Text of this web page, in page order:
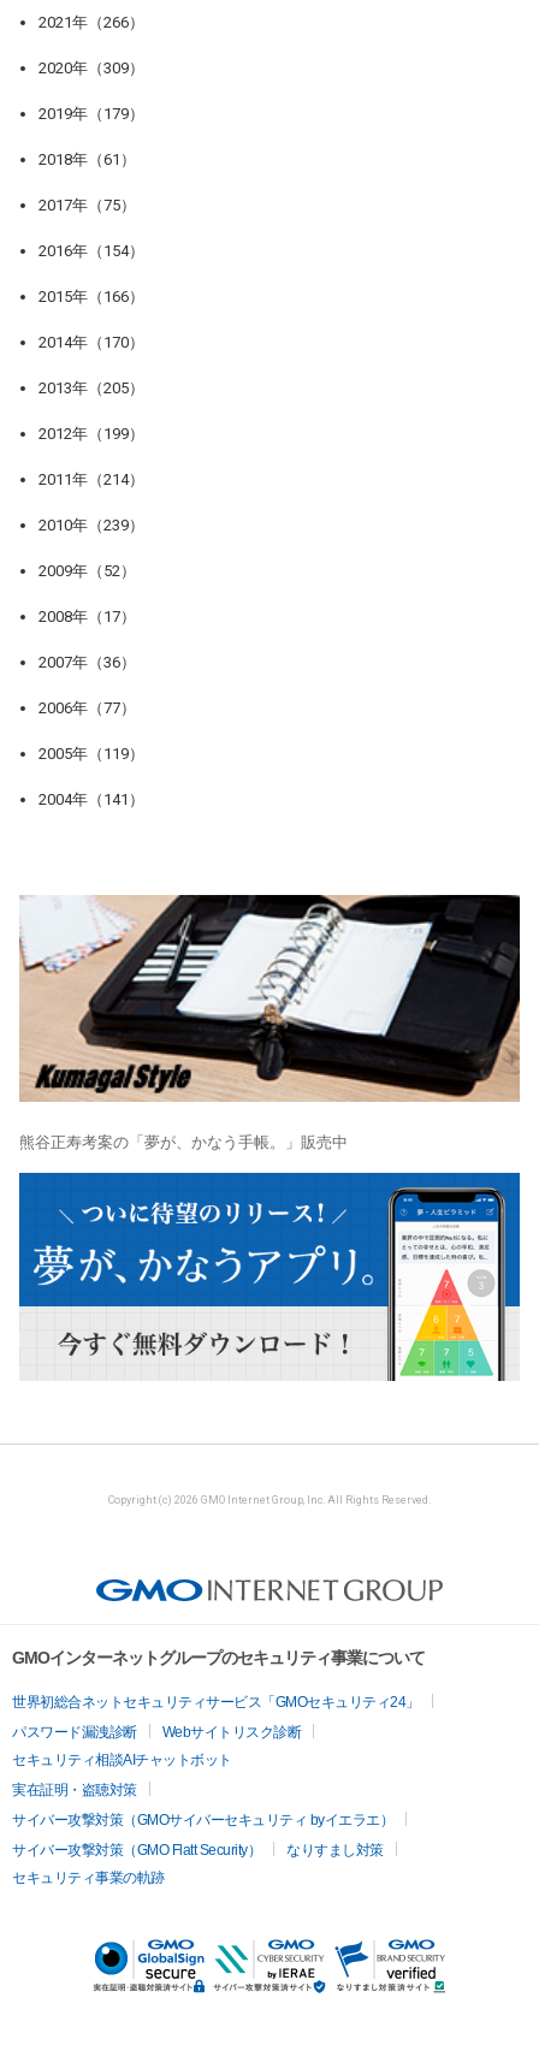
2021年（266）
2020年（309）
2019年（179）
2018年（61）
2017年（75）
2016年（154）
2015年（166）
2014年（170）
2013年（205）
2012年（199）
2011年（214）
2010年（239）
2009年（52）
2008年（17）
2007年（36）
2006年（77）
2005年（119）
2004年（141）
熊谷正寿考案の「夢が、かなう手帳。」販売中
Copyright (c) 2026 GMO Internet Group, Inc. All Rights Reserved.
GMOインターネットグループのセキュリティ事業について
世界初総合ネットセキュリティサービス「GMOセキュリティ24」
パスワード漏洩診断
Webサイトリスク診断
セキュリティ相談AIチャットボット
実在証明・盗聴対策
サイバー攻撃対策（GMOサイバーセキュリティ byイエラエ）
サイバー攻撃対策（GMO Flatt Security）
なりすまし対策
セキュリティ事業の軌跡